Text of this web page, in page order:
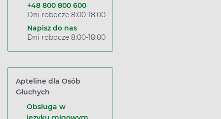
+48 800 800 600
Dni robocze 8:00-18:00
Napisz do nas
Dni robocze 8:00-18:00
Apteline dla Osób
Głuchych
Obsługa w